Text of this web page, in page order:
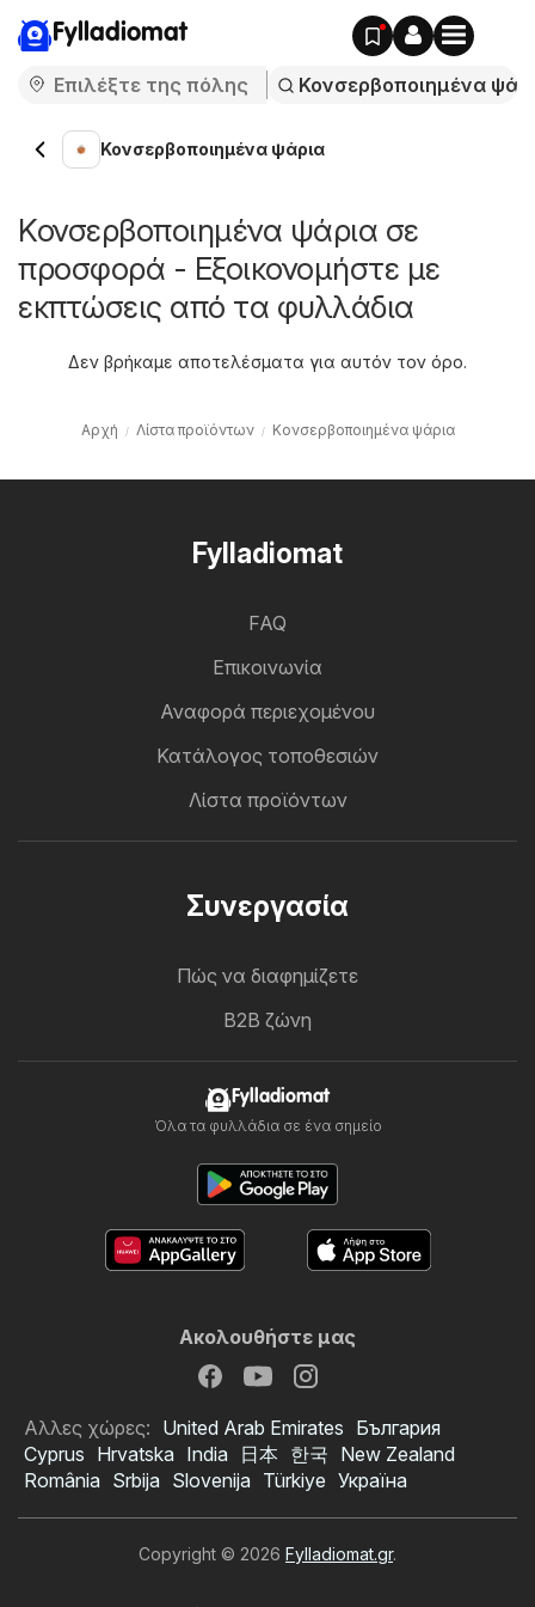
Fylladiomat
Κονσερβοποιημένα ψάρια
Κονσερβοποιημένα ψάρια σε
προσφορά - Εξοικονομήστε με
εκπτώσεις από τα φυλλάδια
Δεν βρήκαμε αποτελέσματα για αυτόν τον όρο.
Αρχή Λίστα προϊόντων Κονσερβοποιημένα ψάρια
Fylladiomat
FAQ
Επικοινωνία
Αναφορά περιεχομένου
Κατάλογος τοποθεσιών
Λίστα προϊόντων
Συνεργασία
Πώς να διαφημίζετε
B2B ζώνη
Fylladiomat
Όλα τα φυλλάδια σε ένα σημείο
Ακολουθήστε μας
Αλλες χώρες: United Arab Emirates България
Cyprus Hrvatska India 日本 한국 New Zealand
România Srbija Slovenija Türkiye Україна
Copyright © 2026 Fylladiomat.gr.